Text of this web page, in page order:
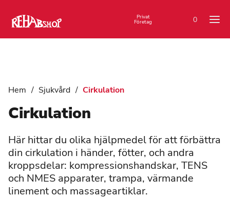
0
Privat
Företag
Hem / Sjukvård / Cirkulation
Cirkulation
Här hittar du olika hjälpmedel för att förbättra
din cirkulation i händer, fötter, och andra
kroppsdelar: kompressionshandskar, TENS
och NMES apparater, trampa, värmande
linement och massageartiklar.